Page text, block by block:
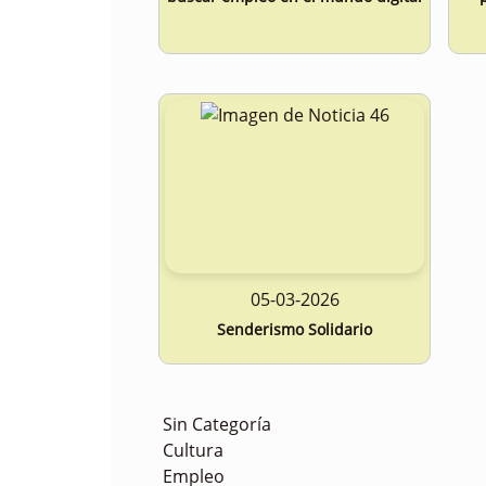
05-03-2026
Senderismo Solidario
Sin Categoría
Cultura
Empleo